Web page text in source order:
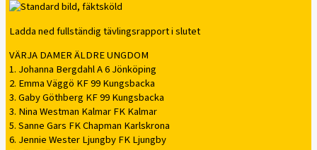
Ladda ned fullständig tävlingsrapport i slutet
VÄRJA DAMER ÄLDRE UNGDOM
1. Johanna Bergdahl A 6 Jönköping
2. Emma Väggö KF 99 Kungsbacka
3. Gaby Göthberg KF 99 Kungsbacka
3. Nina Westman Kalmar FK Kalmar
5. Sanne Gars FK Chapman Karlskrona
6. Jennie Wester Ljungby FK Ljungby